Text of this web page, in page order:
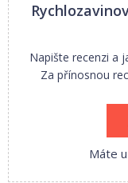
Napište recenzi a
Za přínosnou
Máte